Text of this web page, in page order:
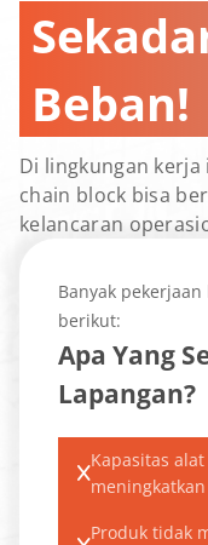
Beban!
Di lingkungan
chain block bisa
kelancaran
Banyak
berikut:
Apa Yang
Lapangan?
Kapasitas
Produk tidak